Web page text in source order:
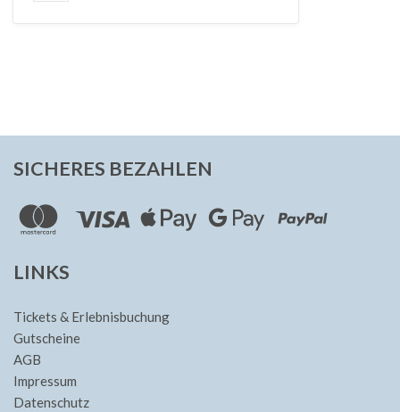
SICHERES BEZAHLEN
LINKS
Tickets & Erlebnisbuchung
Gutscheine
AGB
Impressum
Datenschutz